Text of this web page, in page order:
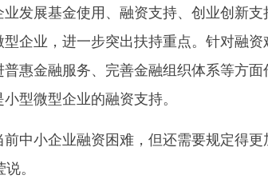
展基金使用、融资支持、创业创新支
企业，进一步突出扶持重点。针对融资
惠金融服务、完善金融组织体系等方面
型微型企业的融资支持。
小企业融资困难，但还需要规定得更
。